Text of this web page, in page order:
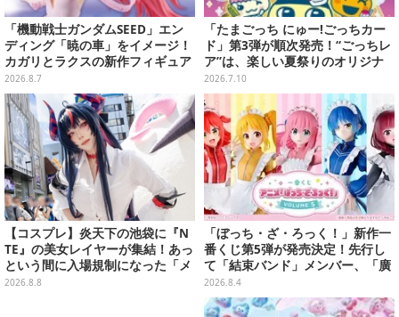
「機動戦士ガンダムSEED」エン
ディング「暁の車」をイメージ！
カガリとラクスの新作フィギュア
がプライズに
2026.8.7
「たまごっち にゅー!ごっちカー
ド」第3弾が順次発売！“ごっちレ
ア”は、楽しい夏祭りのオリジナ
ルアートに
2026.7.10
【コスプレ】炎天下の池袋に『N
TE』の美女レイヤーが集結！あっ
という間に入場規制になった「メ
ェメェ村の大冒険」をレポート
2026.8.8
「ぼっち・ざ・ろっく！」新作一
番くじ第5弾が発売決定！先行し
て「結束バンド」メンバー、「廣
井きくり」のメイド衣装フィギュ
アを公開
2026.8.4